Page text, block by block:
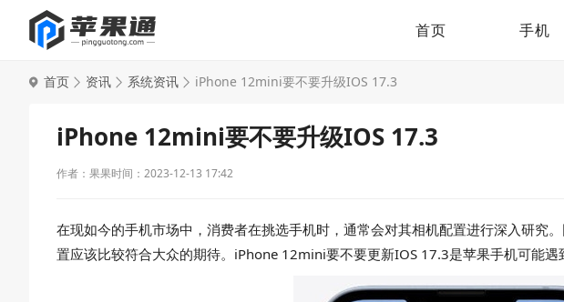
首页 手机
首页 资讯 系统资讯 iPhone 12mini要不要升级IOS 17.3
iPhone 12mini要不要升级IOS 17.3
作者：果果时间：2023-12-13 17:42
在现如今的手机市场中，消费者在挑选手机时，通常会对其相机配置进行深入研究
置应该比较符合大众的期待。iPhone 12mini要不要更新IOS 17.3是苹果手机可能遇